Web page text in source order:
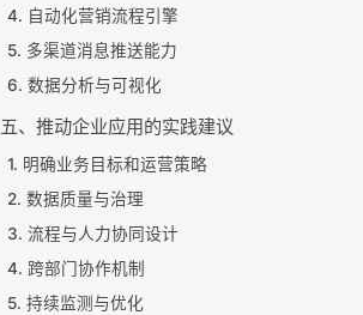
4. 自动化营销流程引擎
5. 多渠道消息推送能力
6. 数据分析与可视化
五、推动企业应用的实践建议
1. 明确业务目标和运营策略
2. 数据质量与治理
3. 流程与人力协同设计
4. 跨部门协作机制
5. 持续监测与优化